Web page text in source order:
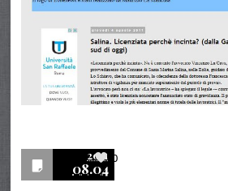
2011
08.04
0